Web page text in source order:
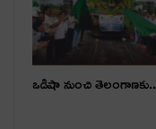
ఒడిషా నుంచి తెలంగాణ‌కు..